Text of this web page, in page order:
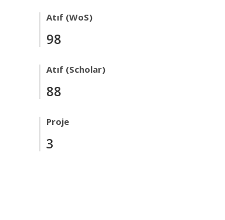
Atıf (WoS)
98
Atıf (Scholar)
88
Proje
3